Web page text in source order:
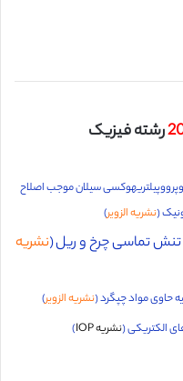
رشته فیزیک
بر روی ۳-مرکاپتوپرووپیلتریهوکسی سیلان موجب اصلاح
نشریه الزویر)
تنش تماسی چرخ و ریل (نشریه
حاوی مواد چپگرد (نشریه الزویر)
الکتریکی (نشریه IOP )